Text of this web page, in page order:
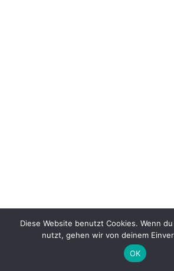
Diese Website benutzt Cookies. Wenn
nutzt, gehen wir von deinem
OK